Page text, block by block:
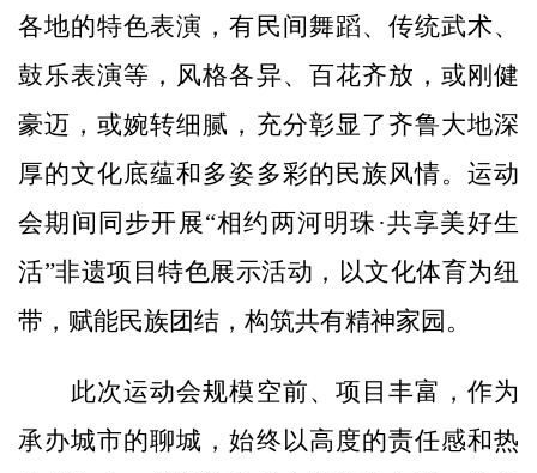
各地的特色表演，有民间舞蹈、传统武术、
鼓乐表演等，风格各异、百花齐放，或刚健
豪迈，或婉转细腻，充分彰显了齐鲁大地深
厚的文化底蕴和多姿多彩的民族风情。运动
会期间同步开展“相约两河明珠·共享美好生
活”非遗项目特色展示活动，以文化体育为纽
带，赋能民族团结，构筑共有精神家园。
此次运动会规模空前、项目丰富，作为
承办城市的聊城，始终以高度的责任感和热